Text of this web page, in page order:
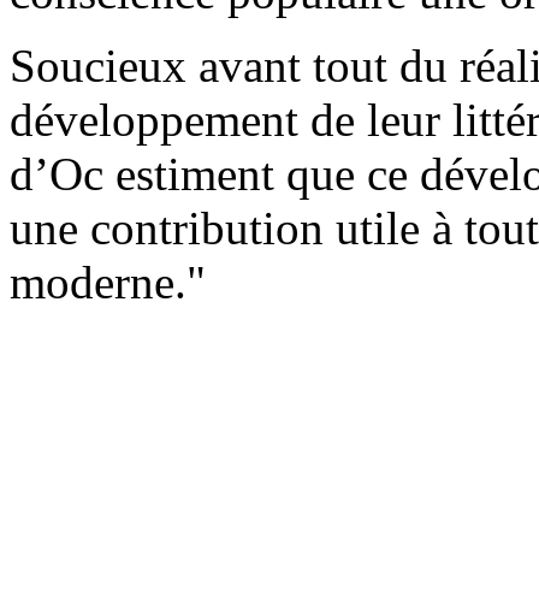
Soucieux avant tout du
développement de leur
d’Oc estiment que ce
une contribution utile à
moderne."